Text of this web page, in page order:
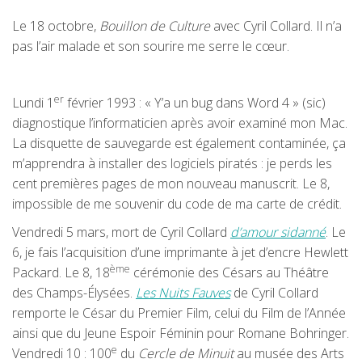
Le 18 octobre, Bouillon de Cultureavec Cyril Collard. Il n’a
pas l’air malade et son sourire me serre le cœur.
Lundi 1 er février 1993 : « Y’a un bug dans Word 4 » (sic)
diagnostique l’informaticien après avoir examiné mon Mac.
La disquette de sauvegarde est également contaminée, ça
m’apprendra à installer des logiciels piratés : je perds les
cent premières pages de mon nouveau manuscrit. Le 8,
impossible de me souvenir du code de ma carte de crédit.
Vendredi 5 mars, mort de Cyril Collard d’amour sidanné. Le
6, je fais l’acquisition d’une imprimante à jet d’encre Hewlett
Packard. Le 8, 18ème cérémonie des Césars au Théâtre
des Champs-Élysées. Les Nuits Fauvesde Cyril Collard
remporte le César du Premier Film, celui du Film de l’Année
ainsi que du Jeune Espoir Féminin pour Romane Bohringer.
Vendredi 10 : 100e du Cercle de Minuitau musée des Arts